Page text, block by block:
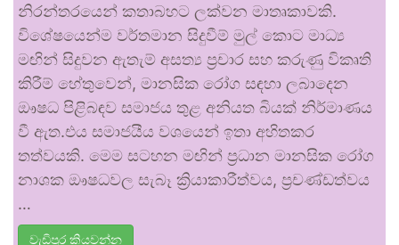
නිරන්තරයෙන් කතාබහට ලක්වන මාතෘකාවකි.
විශේෂයෙන්ම වර්තමාන සිදුවීම් මුල් කොට මාධ්‍ය
මඟින් සිදුවන ඇතැම් අසත්‍ය ප්‍රචාර සහ කරුණු විකෘති
කිරීම් හේතුවෙන්, මානසික රෝග සඳහා ලබාදෙන
ඖෂධ පිළිබඳව සමාජය තුළ අනියත බියක් නිර්මාණය
වී ඇත.එය සමාජයීය වශයෙන් ඉතා අහිතකර
තත්වයකි. මෙම සටහන මඟින් ප්‍රධාන මානසික රෝග
නාශක ඖෂධවල සැබෑ ක්‍රියාකාරීත්වය, ප්‍රචණ්ඩත්වය
…
වැඩිපුර කියවන්න